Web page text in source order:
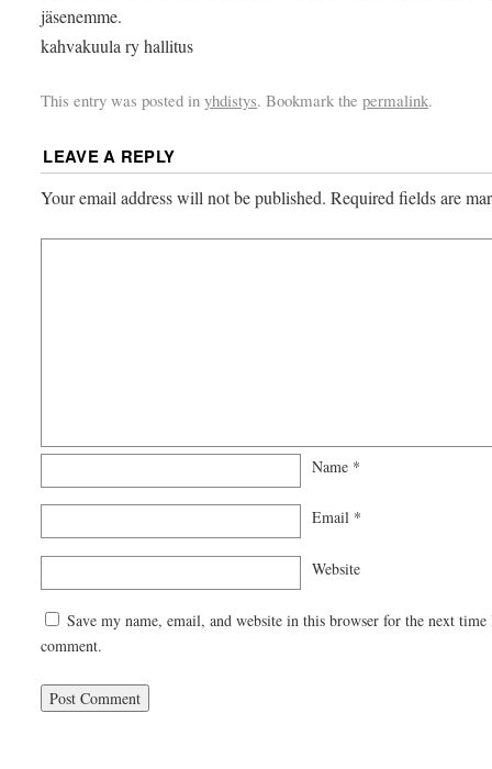
jäsenemme.
kahvakuula ry hallitus
This entry was posted inyhdistys. Bookmark thepermalink.
LEAVE A REPLY
Your email address will not be published. Required fields are
Name *
Email *
Website
Save my name, email, and website in this browser for the next
comment.